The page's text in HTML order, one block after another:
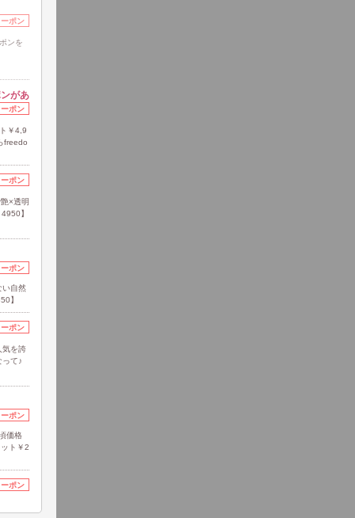
ポン
ンを
があ
ポン
￥4,9
freedo
ポン
×透明
】
ポン
い自然
】
ポン
気を誇
て♪
ポン
価格
ト￥2
ポン